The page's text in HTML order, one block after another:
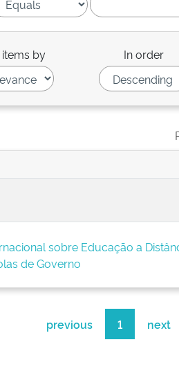
by In order
sobre Educação a
de Governo
previous 1 next